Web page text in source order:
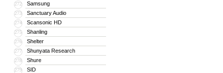
272 Samsung
273 Sanctuary Audio
274 Scansonic HD
275 Shanling
276 Shelter
277 Shunyata Research
278 Shure
279 SID